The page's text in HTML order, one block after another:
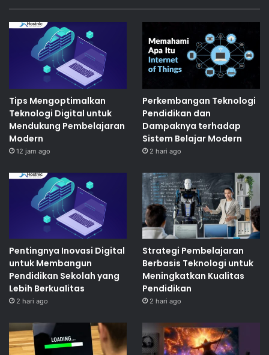
Tips Mengoptimalkan
Teknologi Digital untuk
Mendukung Pembelajaran
Modern
12 jam ago
Perkembangan Teknologi
Pendidikan dan
Dampaknya terhadap
Sistem Belajar Modern
2 hari ago
Pentingnya Inovasi Digital
untuk Membangun
Pendidikan Sekolah yang
Lebih Berkualitas
2 hari ago
Strategi Pembelajaran
Berbasis Teknologi untuk
Meningkatkan Kualitas
Pendidikan
2 hari ago